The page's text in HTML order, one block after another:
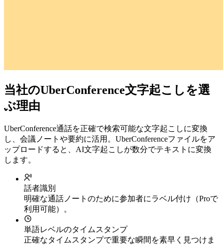
当社のUberConference文字起こしを選
ぶ理由
UberConference通話を正確で検索可能な文字起こしに変換
し、会議ノートや要約に活用。UberConferenceファイルをア
ップロードすると、AI文字起こしが数分でテキストに変換
します。
話者識別
明確な通話ノートのために参加者にラベル付け（Proで
利用可能）。
単語レベルのタイムスタンプ
正確なタイムスタンプで重要な瞬間を素早く見つけま